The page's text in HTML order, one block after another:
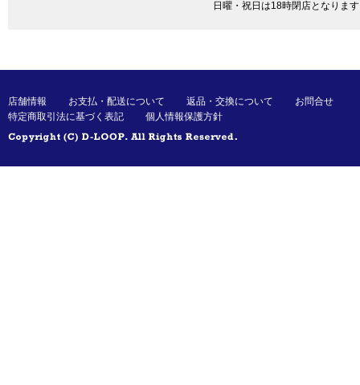
日曜・祝日は18時閉店となりま
店舗情報 お支払・配送について 返品・交換について
お問合せ
特定商取引法に基づく表記
個人情報保護方針